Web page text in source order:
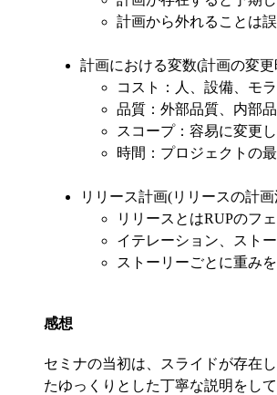
計画から外れることは誤
計画における変数(計画の変
コスト：人、設備、モ
品質：外部品質、内部
スコープ：容易に変更
時間：プロジェクトの
リリース計画(リリースの計画
リリースとはRUPのフ
イテレーション、スト
ストーリーごとに重み
感想
セミナの当初は、スライドが存在
たゆっくりとした丁寧な説明をし